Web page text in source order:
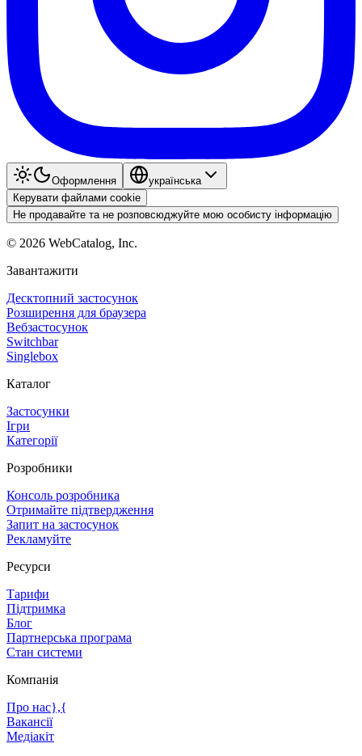
Оформлення
українська
Керувати файлами cookie
Не продавайте та не розповсюджуйте мою особисту інформацію
© 2026 WebCatalog, Inc.
Завантажити
Десктопний застосунок
Розширення для браузера
Вебзастосунок
Switchbar
Singlebox
Каталог
Застосунки
Ігри
Категорії
Розробники
Консоль розробника
Отримайте підтвердження
Запит на застосунок
Рекламуйте
Ресурси
Тарифи
Підтримка
Блог
Партнерська програма
Стан системи
Компанія
Про нас},{
Вакансії
Медіакіт